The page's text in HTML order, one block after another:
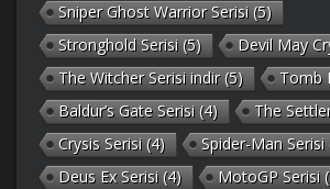
Sniper Ghost Warrior Serisi (5)
Stronghold Serisi (5) Devil May
The Witcher Serisi indir(5) Tomb
Baldur’s Gate Serisi (4) The
Crysis Serisi (4) Spider-Man Serisi
Deus Ex Serisi (4) MotoGP Serisi